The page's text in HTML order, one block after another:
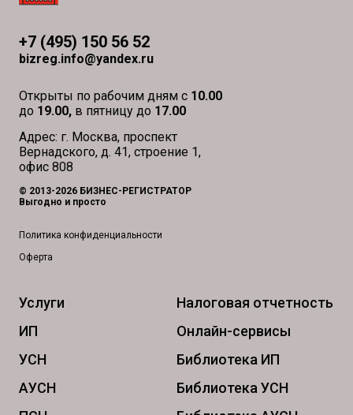
+7 (495) 150 56 52
bizreg.info@yandex.ru
Открыты по рабочим дням с 10.00
до 19.00, в пятницу до 17.00
Адрес: г. Москва, проспект
Вернадского, д. 41, строение 1,
офис 808
© 2013-2026 БИЗНЕС-РЕГИСТРАТОР
Выгодно и просто
Политика конфиденциальности
Оферта
Услуги
ИП
УСН
АУСН
Налоговая отчетность
Онлайн-сервисы
Библиотека ИП
Библиотека УСН